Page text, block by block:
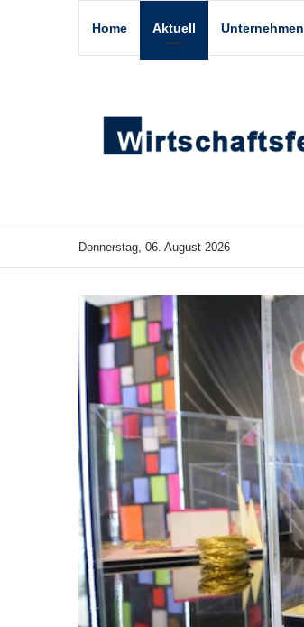
Home Aktuell Unternehmen
Donnerstag, 06. August 2026